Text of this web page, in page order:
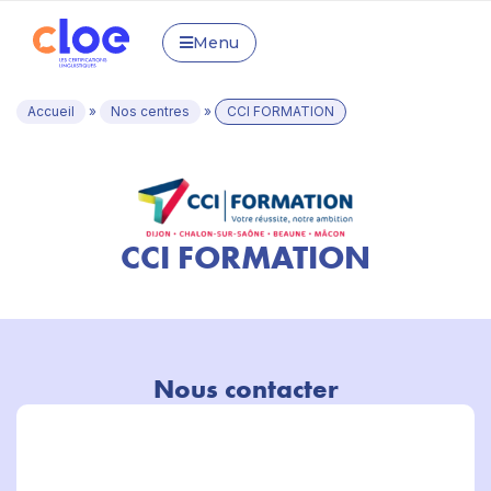
Menu
Accueil » Nos centres » CCI FORMATION
CCI FORMATION
Nous contacter